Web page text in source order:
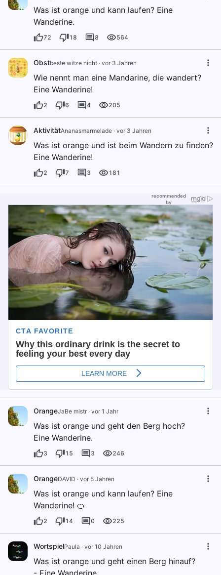
Was ist orange und kann laufen? Eine
Wanderine.
72 18 8 564
Obstbeste witze nicht · vor 3 Jahren
Wie nennt man eine Mandarine, die wandert?
Eine Wanderine!
2 6 4 205
AktivitätAnanasmarmelade · vor 3 Jahren
Was ist orange und ist beim Wandern zu finden?
Eine Wanderine!
2 7 3 181
OrangeJaBe mistr · vor 1 Jahr
Was ist orange und geht den Berg hoch?
Eine Wanderine.
3 15 3 246
OrangeDAVID · vor 5 Jahren
Was ist orange und kann laufen? Eine
Wanderine! 🍊
2 14 0 225
WortspielPaula · vor 10 Jahren
Was ist orange und geht einen Berg hinauf?